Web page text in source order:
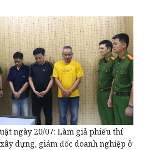
ngày 20/07: Làm giả phiếu thí
dựng, giám đốc doanh nghiệp ở